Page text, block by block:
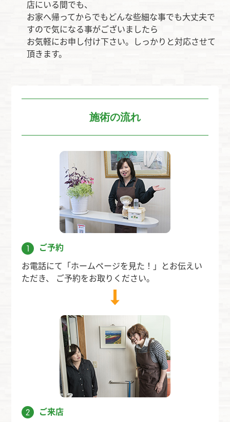
店にいる間でも、
お家へ帰ってからでもどんな些細な事でも大丈夫で
すので気になる事がございましたら
お気軽にお申し付け下さい。しっかりと対応させて
頂きます。
施術の流れ
1
ご予約
お電話にて「ホームページを見た！」とお伝えい
ただき、 ご予約をお取りください。
2
ご来店